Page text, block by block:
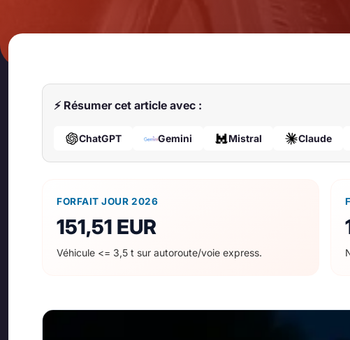
⚡ Résumer cet article avec :
ChatGPT Gemini Mistral Claude
FORFAIT JOUR 2026
151,51 EUR
Véhicule <= 3,5 t sur autoroute/voie express.